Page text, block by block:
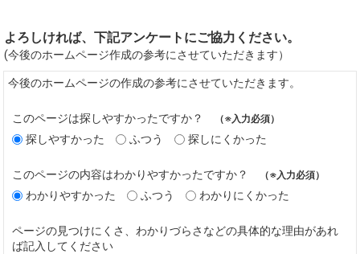
よろしければ、下記アンケートにご協力ください。
(今後のホームページ作成の参考にさせていただきます）
今後のホームページの作成の参考にさせていただきます。
このページは探しやすかったですか？ （※入力必須）
探しやすかった ふつう 探しにくかった
このページの内容はわかりやすかったですか？ （※入力必須）
わかりやすかった ふつう わかりにくかった
ページの見つけにくさ、わかりづらさなどの具体的な理由があれ
ば記入してください